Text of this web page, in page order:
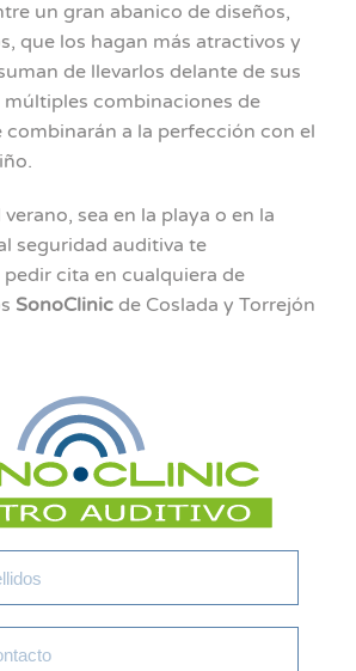
un gran abanico de diseños,
que los hagan más atractivos y
de llevarlos delante de sus
múltiples combinaciones de
a la perfección con el
sea en la playa o en la
seguridad auditiva te
cita en cualquiera de
SonoClinic de Coslada y Torrejón